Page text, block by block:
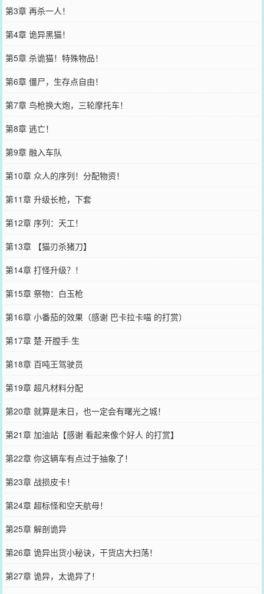
第3章 再杀一人！
第4章 诡异黑猫！
第5章 杀诡猫！特殊物品！
第6章 僵尸，生存点自由！
第7章 鸟枪换大炮，三轮摩托车！
第8章 逃亡！
第9章 融入车队
第10章 众人的序列！分配物资！
第11章 升级长枪，下套
第12章 序列：天工！
第13章 【猫刃杀猪刀】
第14章 打怪升级？！
第15章 祭物：白玉枪
第16章 小番茄的效果（感谢 巴卡拉卡喵 的打赏）
第17章 楚·开膛手·生
第18章 百吨王驾驶员
第19章 超凡材料分配
第20章 就算是末日，也一定会有曙光之城！
第21章 加油站【感谢 看起来像个好人 的打赏】
第22章 你这辆车有点过于抽象了！
第23章 战损皮卡！
第24章 超标怪和空天航母！
第25章 解剖诡异
第26章 诡异出货小秘诀，干货店大扫荡！
第27章 诡异，太诡异了！